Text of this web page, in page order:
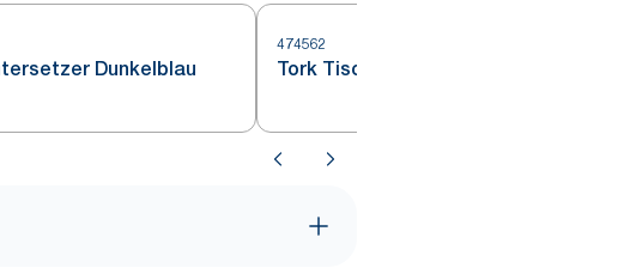
Dunkelblau
474562
Tork Tischset Dunkelblau